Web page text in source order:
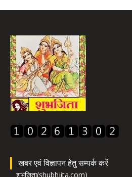
खबर एवं विज्ञापन हेतु सम्पर्क करें
शुभजिता(shubhjita.com)